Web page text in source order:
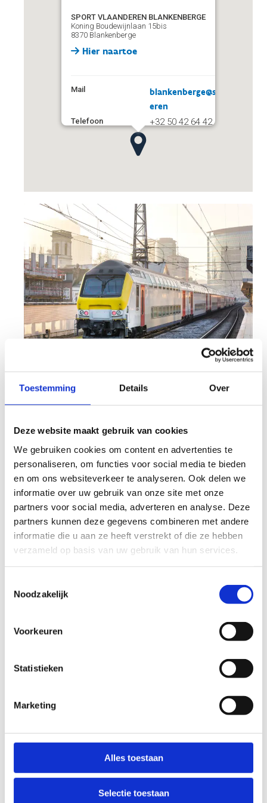
Toestemming Details Over
Deze website maakt gebruik van cookies
We gebruiken cookies om content en advertenties te
personaliseren, om functies voor social media te bieden
en om ons websiteverkeer te analyseren. Ook delen we
informatie over uw gebruik van onze site met onze
partners voor social media, adverteren en analyse. Deze
partners kunnen deze gegevens combineren met andere
informatie die u aan ze heeft verstrekt of die ze hebben
verzameld op basis van uw gebruik van hun services.
Noodzakelijk
Voorkeuren
Statistieken
Marketing
Alles toestaan
Selectie toestaan
SPORT VLAANDEREN BLANKENBERGE
Koning Boudewijnlaan 15bis
8370 Blankenberge
Hier naartoe
Mail
blankenberge@sport.vlaand
eren
Telefoon +32 50 42 64 42
Met het openbaar vervoer
Kom je met de trein, dan kan je afstappen in het
10 minuten stappen naar ons sportcentrum.
Neem je de bus, dan kan je afstappen aan de
halte Blankenberge Station of Blankenberge Oude
Steenweg. Dit zijn de twee dichtstbijzijnde
bushaltes bij het sportcentrum.
Met de wagen
steenworp van het station van Blankenberge. Rij
verder in de richting van Zeebrugge. Na 300m,